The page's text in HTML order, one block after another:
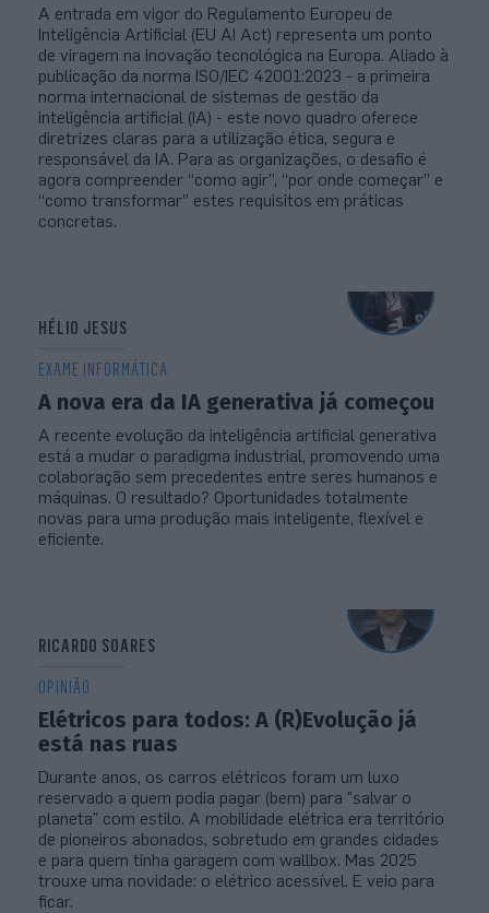
A entrada em vigor do Regulamento Europeu de
Inteligência Artificial (EU AI Act) representa um ponto
de viragem na inovação tecnológica na Europa. Aliado à
publicação da norma ISO/IEC 42001:2023 - a primeira
norma internacional de sistemas de gestão da
inteligência artificial (IA) - este novo quadro oferece
diretrizes claras para a utilização ética, segura e
responsável da IA. Para as organizações, o desafio é
agora compreender “como agir”, “por onde começar” e
“como transformar” estes requisitos em práticas
concretas.
EXAME INFORMÁTICA
A nova era da IA generativa já começou
A recente evolução da inteligência artificial generativa
está a mudar o paradigma industrial, promovendo uma
colaboração sem precedentes entre seres humanos e
máquinas. O resultado? Oportunidades totalmente
novas para uma produção mais inteligente, flexível e
eficiente.
HÉLIO JESUS
OPINIÃO
Elétricos para todos: A (R)Evolução já
está nas ruas
Durante anos, os carros elétricos foram um luxo
reservado a quem podia pagar (bem) para "salvar o
planeta" com estilo. A mobilidade elétrica era território
de pioneiros abonados, sobretudo em grandes cidades
e para quem tinha garagem com wallbox. Mas 2025
trouxe uma novidade: o elétrico acessível. E veio para
ficar.
RICARDO SOARES